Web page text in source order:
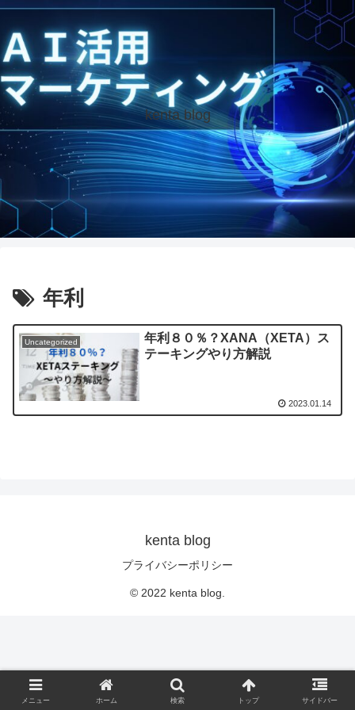
kenta blog
年利
Uncategorized
年利８０％？XANA（XETA）ス
テーキングやり方解説
2023.01.14
kenta blog
プライバシーポリシー
© 2022 kenta blog.
メニュー ホーム 検索 トップ サイドバー